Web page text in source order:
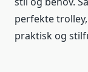
perfekte
praktisk og